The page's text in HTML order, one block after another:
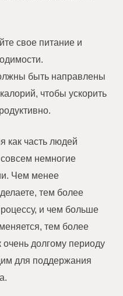
свое питание и
быть направлены
чтобы ускорить
как часть людей
немногие
Чем менее
тем более
и чем больше
тем более
долгому периоду
для поддержания